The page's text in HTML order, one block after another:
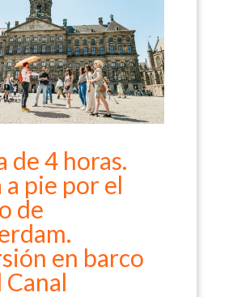
de 4 horas.
pie por el
de
en barco